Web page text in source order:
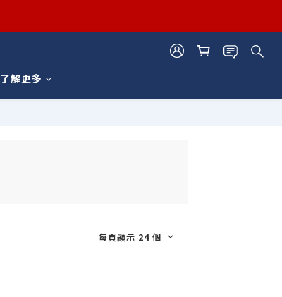
了解更多
每頁顯示 24 個